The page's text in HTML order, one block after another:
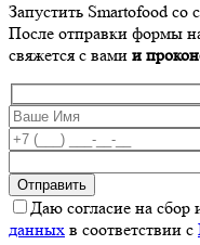
Запустить Smartofood со
После отправки формы
свяжется с вами и
Даю согласие на сбор
данных в соответствии с